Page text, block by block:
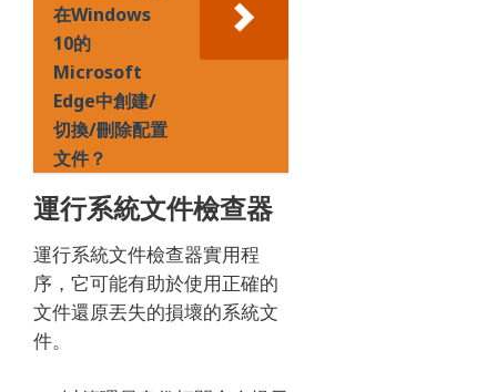
在Windows
10的
Microsoft
Edge中創建/
切換/刪除配置
文件？
運行系統文件檢查器
運行系統文件檢查器實用程
序，它可能有助於使用正確的
文件還原丟失的損壞的系統文
件。